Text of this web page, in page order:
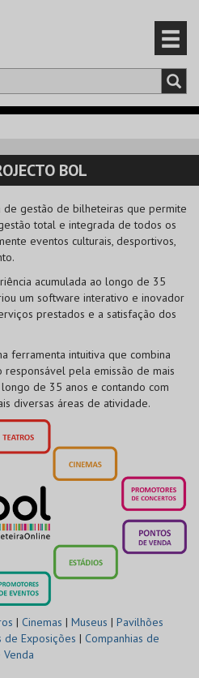
BOL
de gestão de bilheteiras que permite
total e integrada de todos os
eventos culturais, desportivos,
acumulada ao longo de 35
um software interativo e inovador
prestados e a satisfação dos
ferramenta intuitiva que combina
pela emissão de mais
de 35 anos e contando com
diversas áreas de atividade.
| Cinemas | Museus | Pavilhões
de Exposições | Companhias de